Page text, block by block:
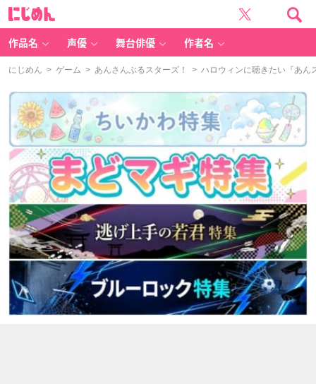
作品名 声優 舞台俳優 作者名
にじめん > ゲーム > あんさんぶるスターズ！ > ハロウィンに聴きたい『あん